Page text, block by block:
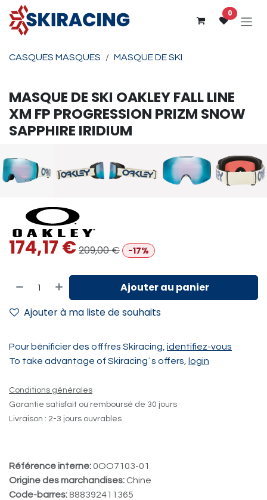
Se rendre au contenu
0
CASQUES MASQUES MASQUE DE SKI
MASQUE DE SKI OAKLEYFALL LINE
XM FP PROGRESSION PRIZM SNOW
SAPPHIRE IRIDIUM
174,17€209,00€ -17%
Ajouter au panier
Ajouter à ma liste de souhaits
Pour bénificier des offfres Skiracing, identifiez-vous
To take advantage of Skiracing´s offers, login
Conditions générales
Garantie satisfait ou remboursé de 30 jours
Livraison : 2-3 jours ouvrables
Référence interne:0OO7103-01
Origine des marchandises: Chine
Code-barres: 888392411365